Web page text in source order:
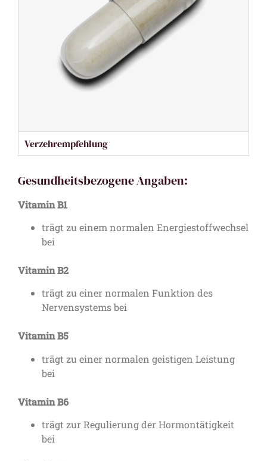
Verzehrempfehlung
Gesundheitsbezogene Angaben:
Vitamin B1
trägt zu einem normalen Energiestoffwechsel
bei
Vitamin B2
trägt zu einer normalen Funktion des
Nervensystems bei
Vitamin B5
trägt zu einer normalen geistigen Leistung
bei
Vitamin B6
trägt zur Regulierung der Hormontätigkeit
bei